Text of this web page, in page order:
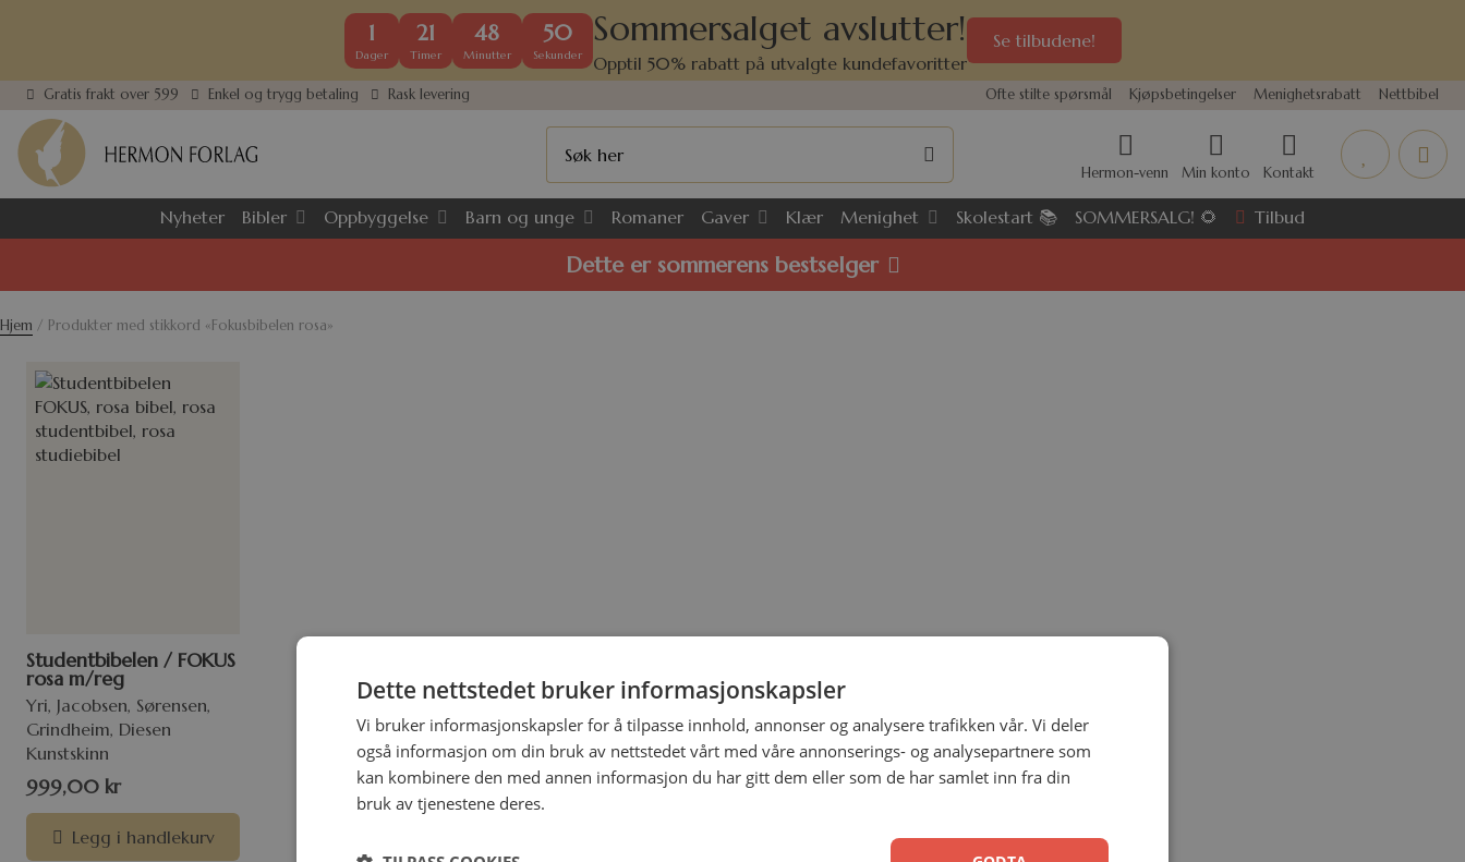
1
Dager
21
Timer
48
Minutter
50
Sekunder
Sommersalget avslutter!
Opptil 50% rabatt på utvalgte kundefavoritter
Se tilbudene!
Gratis frakt over 599 Enkel og trygg betaling Rask levering Ofte stilte spørsmål Kjøpsbetingelser Menighetsrabatt Nettbibel
Hermon-venn Min konto Kontakt
Nyheter Bibler Oppbyggelse Barn og unge Romaner Gaver Klær Menighet Skolestart 📚 SOMMERSALG! 🌻 Tilbud
Dette er sommerens bestselger
Hjem / Produkter med stikkord «Fokusbibelen rosa»
Studentbibelen / FOKUS
rosa m/reg
Yri, Jacobsen, Sørensen,
Grindheim, Diesen
Kunstskinn
999,00 kr
Legg i handlekurv
Dette nettstedet bruker informasjonskapsler
Vi bruker informasjonskapsler for å tilpasse innhold, annonser og analysere trafikken vår. Vi deler
også informasjon om din bruk av nettstedet vårt med våre annonserings- og analysepartnere som
kan kombinere den med annen informasjon du har gitt dem eller som de har samlet inn fra din
bruk av tjenestene deres.